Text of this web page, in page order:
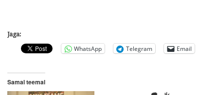
Jaga:
WhatsApp Telegram Email
Samal teemal